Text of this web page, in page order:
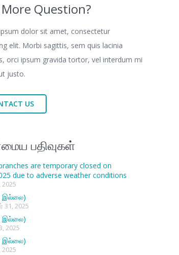
Question?
dolor sit amet, consectetur
elit. Morbi sagittis, sem quis lacinia
orci ipsum gravida tortor, vel interdum mi
justo.
US
பதிவுகள்
are temporary closed on
due to adverse weather conditions
2025
இல்லை)
2025
இல்லை)
2025
இல்லை)